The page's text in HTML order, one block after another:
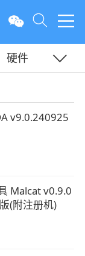
硬件
v9.0.240925
Malcat v0.9.0
(附注册机)